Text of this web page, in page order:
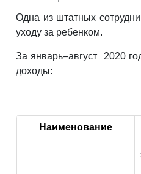
Одна из штатных
уходу за ребенком.
За январь–август 2020
доходы:
Наименование